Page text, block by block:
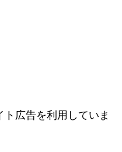
広告を利用していま